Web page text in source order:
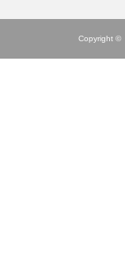
Copyright ©